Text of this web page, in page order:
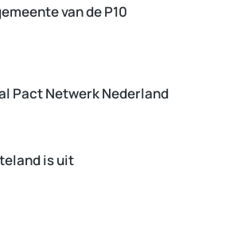
van de P10
Pact Netwerk Nederland
is uit